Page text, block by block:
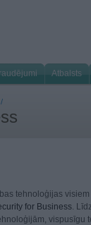
Atbalsts
/
tehnoloģijas
for Business.
vispusīgu